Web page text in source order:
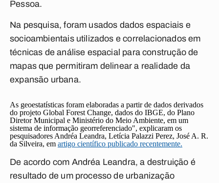
Pessoa.
Na pesquisa, foram usados dados espaciais e
socioambientais utilizados e correlacionados em
técnicas de análise espacial para construção de
mapas que permitiram delinear a realidade da
expansão urbana.
As geoestatísticas foram elaboradas a partir de dados derivados
do projeto Global Forest Change, dados do IBGE, do Plano
Diretor Municipal e Ministério do Meio Ambiente, em um
sistema de informação georreferenciado", explicaram os
pesquisadores Andréa Leandra, Letícia Palazzi Perez, José A. R.
da Silveira, em artigo científico publicado recentemente.
De acordo com Andréa Leandra, a destruição é
resultado de um processo de urbanização